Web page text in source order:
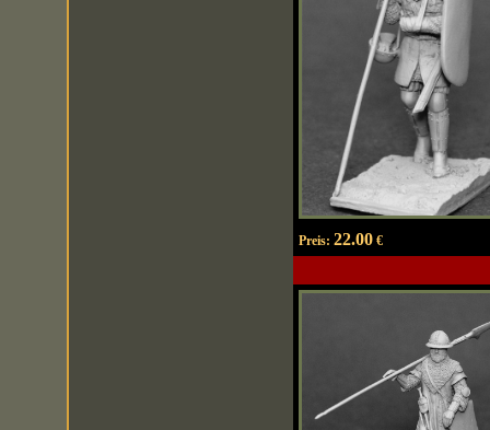
Preis: 22.00€